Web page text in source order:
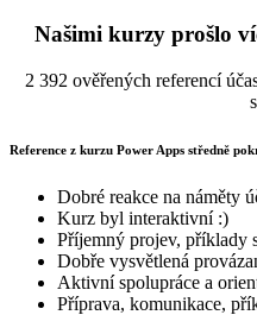
Našimi kurzy prošlo
2 392 ověřených referencí
Reference z kurzu Power Apps středně
Dobré reakce na náměty
Kurz byl interaktivní :)
Příjemný projev, příklady
Dobře vysvětlená
Aktivní spolupráce a
Příprava, komunikace,